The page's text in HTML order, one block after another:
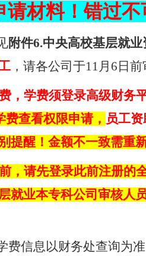
材料！错过不
附件6.中央高校基层就业
，请各公司于11月 6 日前
，学费须登录高级财务
费查看权限申请， 员工
提醒！金额不一致需重
，请先登录此前注册的
就业本专科公司审核人
信息以财务处查询为